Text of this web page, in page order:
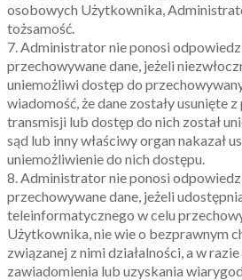
osobowych Użytkownika,
tożsamość.
7. Administrator nie ponosi
przechowywane dane, jeżeli
uniemożliwi dostęp do
wiadomość, że dane zostały usunięte
transmisji lub dostęp do nich został
sąd lub inny właściwy organ nakazał
uniemożliwienie do nich dostępu.
8. Administrator nie ponosi
przechowywane dane, jeżeli
teleinformatycznego w celu
Użytkownika, nie wie o bezprawnym
związanej z nimi działalności, a w
zawiadomienia lub uzyskania